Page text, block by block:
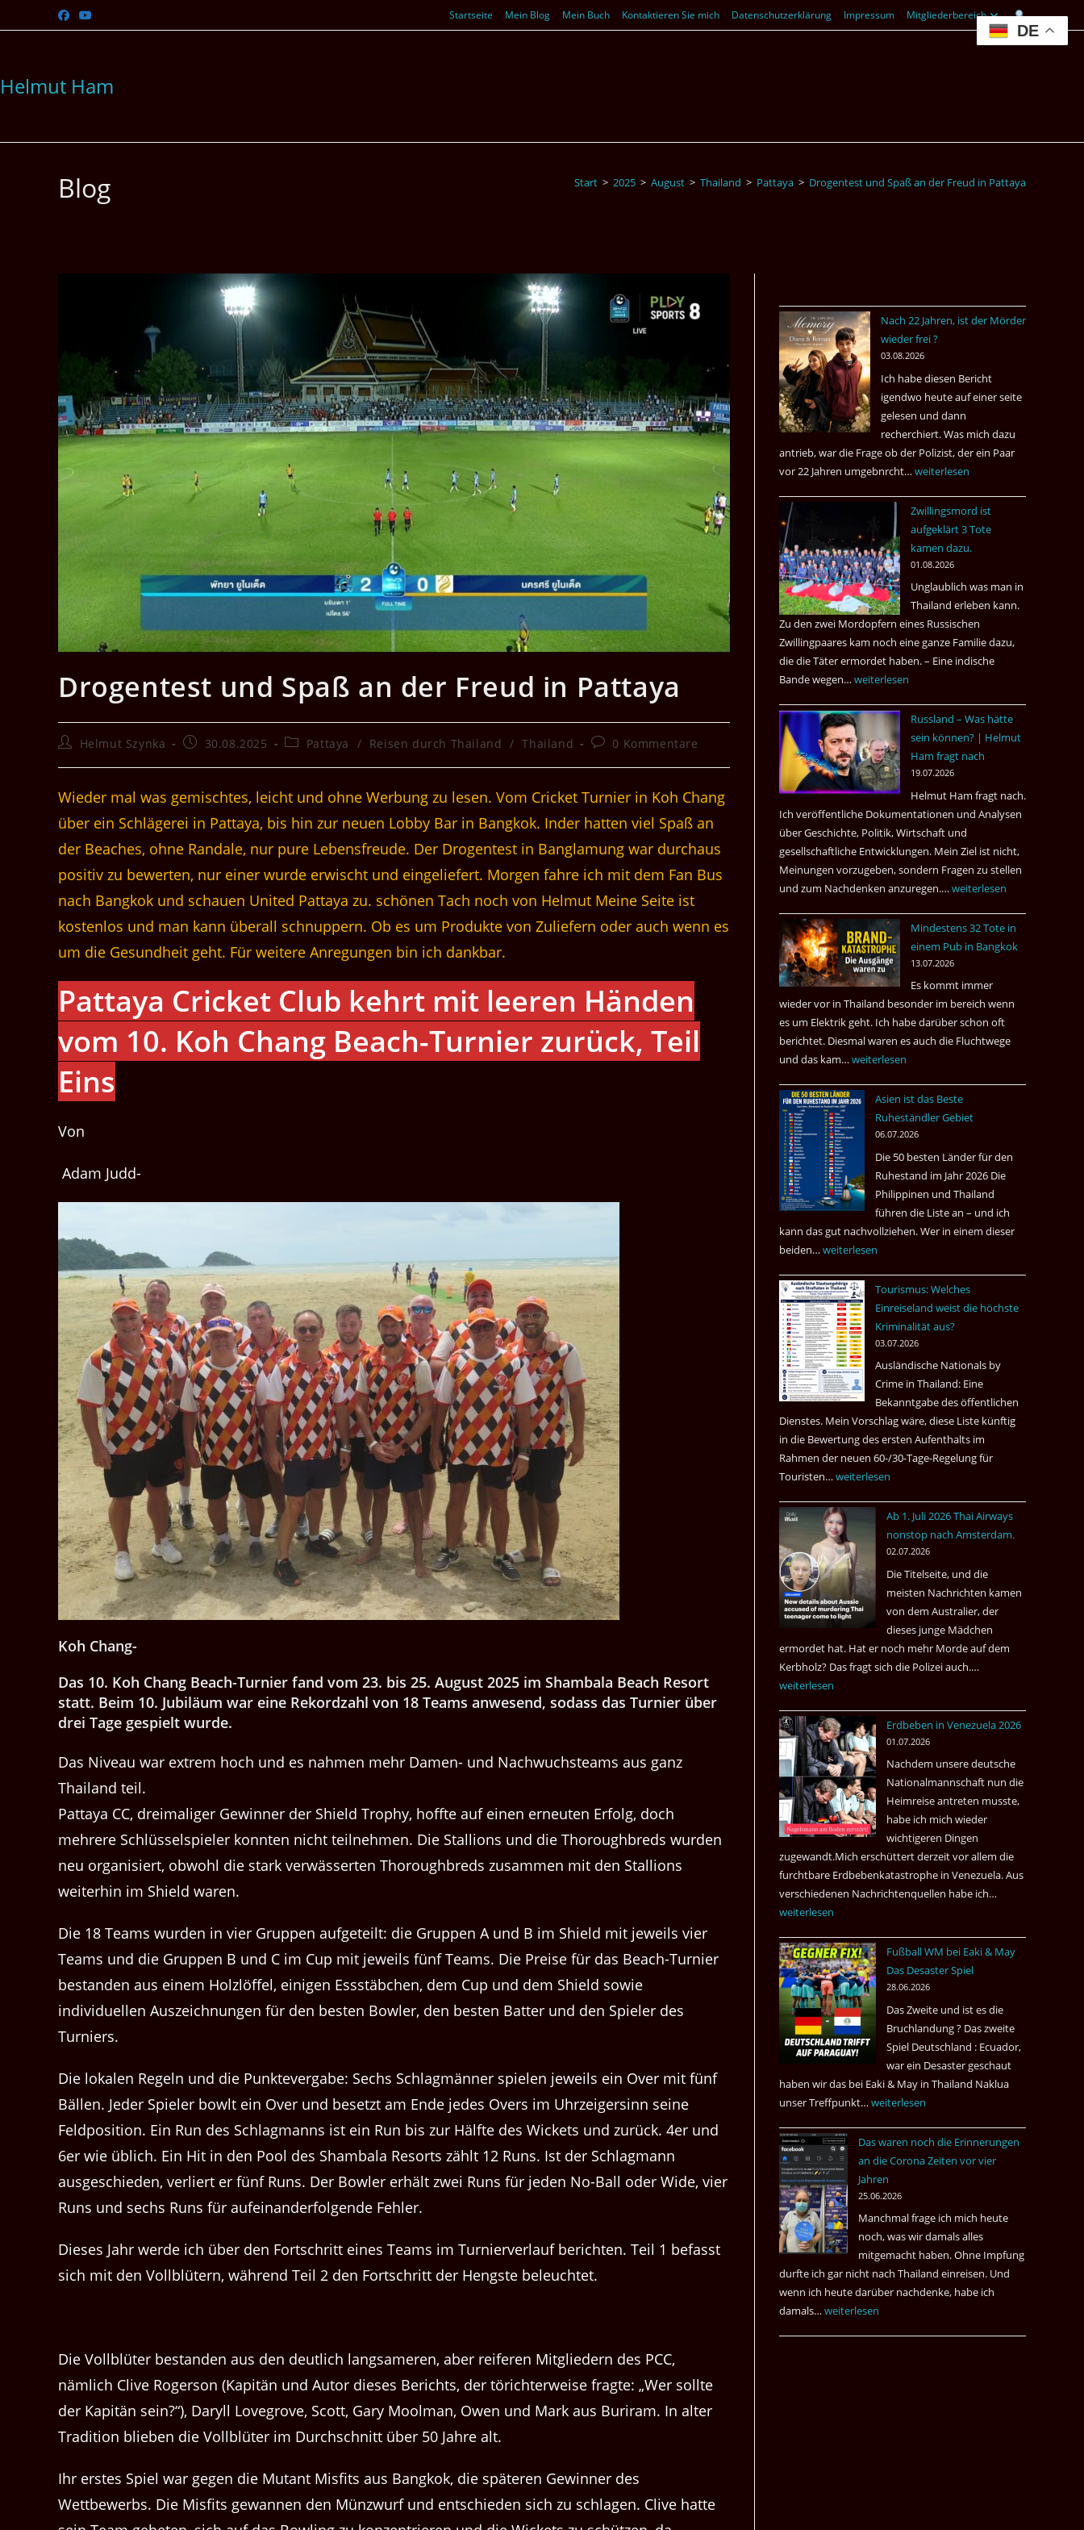
Inhalt
Startseite Mein Blog Mein Buch Kontaktieren Sie mich Datenschutzerklärung Impressum Mitgliederbereich
Helmut Ham
Blog Start > 2025 > August > Thailand > Pattaya > Drogentest und Spaß an der Freud in Pattaya
Drogentest und Spaß an der Freud in Pattaya
Beitrags-
Helmut Szynka
Beitrag30.08.2025
Beitrags-
Pattaya / Reisen durch Thailand / Thailand
Beitrags-
0 Kommentare
Wieder mal was gemischtes, leicht und ohne Werbung zu lesen. Vom Cricket Turnier in Koh Chang
über ein Schlägerei in Pattaya, bis hin zur neuen Lobby Bar in Bangkok. Inder hatten viel Spaß an
der Beaches, ohne Randale, nur pure Lebensfreude. Der Drogentest in Banglamung war durchaus
positiv zu bewerten, nur einer wurde erwischt und eingeliefert. Morgen fahre ich mit dem Fan Bus
nach Bangkok und schauen United Pattaya zu. schönen Tach noch von Helmut Meine Seite ist
kostenlos und man kann überall schnuppern. Ob es um Produkte von Zuliefern oder auch wenn es
um die Gesundheit geht. Für weitere Anregungen bin ich dankbar.
Pattaya Cricket Club kehrt mit leeren Händen
vom 10. Koh Chang Beach-Turnier zurück, Teil
Eins
Von
Adam Judd-
Koh Chang-
Das 10. Koh Chang Beach-Turnier fand vom 23. bis 25. August 2025 im Shambala Beach Resort
statt. Beim 10. Jubiläum war eine Rekordzahl von 18 Teams anwesend, sodass das Turnier über
drei Tage gespielt wurde.
Das Niveau war extrem hoch und es nahmen mehr Damen- und Nachwuchsteams aus ganz
Thailand teil.
Pattaya CC, dreimaliger Gewinner der Shield Trophy, hoffte auf einen erneuten Erfolg, doch
mehrere Schlüsselspieler konnten nicht teilnehmen. Die Stallions und die Thoroughbreds wurden
neu organisiert, obwohl die stark verwässerten Thoroughbreds zusammen mit den Stallions
weiterhin im Shield waren.
Die 18 Teams wurden in vier Gruppen aufgeteilt: die Gruppen A und B im Shield mit jeweils vier
Teams und die Gruppen B und C im Cup mit jeweils fünf Teams. Die Preise für das Beach-Turnier
bestanden aus einem Holzlöffel, einigen Essstäbchen, dem Cup und dem Shield sowie
individuellen Auszeichnungen für den besten Bowler, den besten Batter und den Spieler des
Turniers.
Die lokalen Regeln und die Punktevergabe: Sechs Schlagmänner spielen jeweils ein Over mit fünf
Bällen. Jeder Spieler bowlt ein Over und besetzt am Ende jedes Overs im Uhrzeigersinn seine
Feldposition. Ein Run des Schlagmanns ist ein Run bis zur Hälfte des Wickets und zurück. 4er und
6er wie üblich. Ein Hit in den Pool des Shambala Resorts zählt 12 Runs. Ist der Schlagmann
ausgeschieden, verliert er fünf Runs. Der Bowler erhält zwei Runs für jeden No-Ball oder Wide, vier
Runs und sechs Runs für aufeinanderfolgende Fehler.
Dieses Jahr werde ich über den Fortschritt eines Teams im Turnierverlauf berichten. Teil 1 befasst
sich mit den Vollblütern, während Teil 2 den Fortschritt der Hengste beleuchtet.
Die Vollblüter bestanden aus den deutlich langsameren, aber reiferen Mitgliedern des PCC,
nämlich Clive Rogerson (Kapitän und Autor dieses Berichts, der törichterweise fragte: „Wer sollte
der Kapitän sein?“), Daryll Lovegrove, Scott, Gary Moolman, Owen und Mark aus Buriram. In alter
Tradition blieben die Vollblüter im Durchschnitt über 50 Jahre alt.
Ihr erstes Spiel war gegen die Mutant Misfits aus Bangkok, die späteren Gewinner des
Wettbewerbs. Die Misfits gewannen den Münzwurf und entschieden sich zu schlagen. Clive hatte
Nach 22 Jahren, ist der Mörder
wieder frei ?
03.08.2026
Ich habe diesen Bericht
igendwo heute auf einer seite
gelesen und dann
recherchiert. Was mich dazu
antrieb, war die Frage ob der Polizist, der ein Paar
vor 22 Jahren umgebnrcht… Nach
Jahren,
ist
der
Mörder
wieder
frei
?
weiterlesen
Zwillingsmord ist
aufgeklärt 3 Tote
kamen dazu.
01.08.2026
Unglaublich was man in
Thailand erleben kann.
Zu den zwei Mordopfern eines Russischen
Zwillingpaares kam noch eine ganze Familie dazu,
die die Täter ermordet haben. – Eine indische
Bande wegen…Zwillingsmord
aufgeklärt
3
Tote
kamen
weiterlesen
Russland – Was hätte
sein können? | Helmut
Ham fragt nach
19.07.2026
Helmut Ham fragt nach.
Ich veröffentliche Dokumentationen und Analysen
über Geschichte, Politik, Wirtschaft und
gesellschaftliche Entwicklungen. Mein Ziel ist nicht,
Meinungen vorzugeben, sondern Fragen zu stellen
und zum Nachdenken anzuregen.… Russland
Was
hätte
sein
können?
|
Helmut
Ham
nach
weiterlesen
Mindestens 32 Tote in
einem Pub in Bangkok
13.07.2026
Es kommt immer
wieder vor in Thailand besonder im bereich wenn
es um Elektrik geht. Ich habe darüber schon oft
berichtet. Diesmal waren es auch die Fluchtwege
und das kam…Mindestens
Tote
einem
in
Bangkok
weiterlesen
Asien ist das Beste
Ruheständler Gebiet
06.07.2026
Die 50 besten Länder für den
Ruhestand im Jahr 2026 Die
Philippinen und Thailand
führen die Liste an – und ich
kann das gut nachvollziehen. Wer in einem dieser
beiden… Asien
das
Beste
Ruheständler
Gebiet
weiterlesen
Tourismus: Welches
Einreiseland weist die höchste
Kriminalität aus?
03.07.2026
Ausländische Nationals by
Crime in Thailand: Eine
Bekanntgabe des öffentlichen
Dienstes. Mein Vorschlag wäre, diese Liste künftig
in die Bewertung des ersten Aufenthalts im
Rahmen der neuen 60-/30-Tage-Regelung für
Touristen…Tourismus:
Einreiseland
weist
die
höchste
Kriminalität
aus?
weiterlesen
Ab 1. Juli 2026 Thai Airways
nonstop nach Amsterdam.
02.07.2026
Die Titelseite, und die
meisten Nachrichten kamen
von dem Australier, der
dieses junge Mädchen
ermordet hat. Hat er noch mehr Morde auf dem
Kerbholz? Das fragt sich die Polizei auch.…
Juli
2026
Airways
nonstop
nach
Amsterdam.
weiterlesen
Erdbeben in Venezuela 2026
01.07.2026
Nachdem unsere deutsche
Nationalmannschaft nun die
Heimreise antreten musste,
habe ich mich wieder
wichtigeren Dingen
zugewandt.Mich erschüttert derzeit vor allem die
furchtbare Erdbebenkatastrophe in Venezuela. Aus
verschiedenen Nachrichtenquellen habe ich…
Venezuela
2026
weiterlesen
Fußball WM bei Eaki & May
Das Desaster Spiel
28.06.2026
Das Zweite und ist es die
Bruchlandung ? Das zweite
Spiel Deutschland : Ecuador,
war ein Desaster geschaut
haben wir das bei Eaki & May in Thailand Naklua
unser Treffpunkt… Fußball
bei
Eaki
&
May
Das
Desaster
Spiel
weiterlesen
Das waren noch die Erinnerungen
an die Corona Zeiten vor vier
Jahren
25.06.2026
Manchmal frage ich mich heute
noch, was wir damals alles
mitgemacht haben. Ohne Impfung
durfte ich gar nicht nach Thailand einreisen. Und
wenn ich heute darüber nachdenke, habe ich
damals…Das
weiterlesen
DE